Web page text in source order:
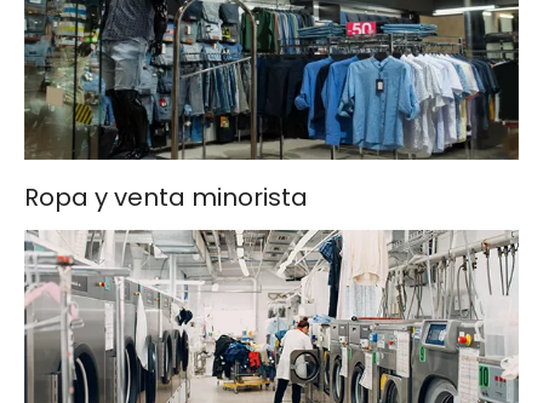
Ropa y venta minorista